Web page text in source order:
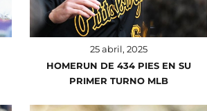
25 abril, 2025
HOMERUN DE 434 PIES EN SU
PRIMER TURNO MLB